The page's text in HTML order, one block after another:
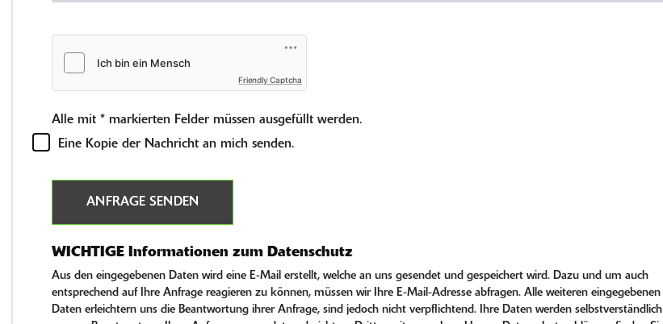
Friendly Captcha
Alle mit * markierten Felder müssen ausgefüllt werden.
Eine Kopie der Nachricht an mich senden.
ANFRAGE SENDEN
WICHTIGE Informationen zum Datenschutz
Aus den eingegebenen Daten wird eine E-Mail erstellt, welche an uns gesendet und gespeichert wird. Dazu und um auch
entsprechend auf Ihre Anfrage reagieren zu können, müssen wir Ihre E-Mail-Adresse abfragen. Alle weiteren eingegebenen
Daten erleichtern uns die Beantwortung ihrer Anfrage, sind jedoch nicht verpflichtend. Ihre Daten werden selbstverständlich